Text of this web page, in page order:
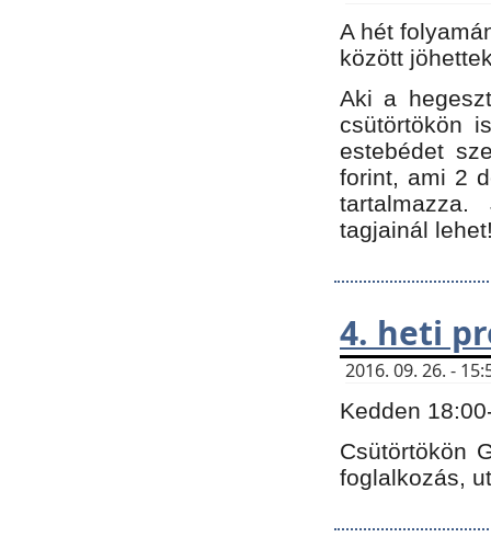
A hét
között
Aki a
csütörtökön
estebédet
forint, ami 2
tartalmazza.
tagjainál
4. heti
2016. 09. 26. -
Kedden
Csütörtökön
foglalkozás,